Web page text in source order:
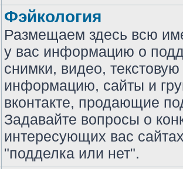
Фэйкология
Размещаем здесь всю
у вас информацию о
снимки, видео, текстовую
информацию, сайты и
вконтакте, продающие
Задавайте вопросы о
интересующих вас
"подделка или нет".